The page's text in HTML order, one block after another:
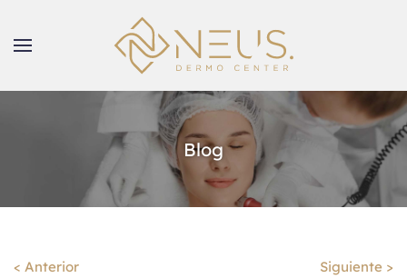
Blog
< Anterior Siguiente >